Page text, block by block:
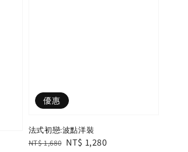
優惠
法式初戀:波點洋裝
Regular
NT$ 1,680 Sale
NT$ 1,280